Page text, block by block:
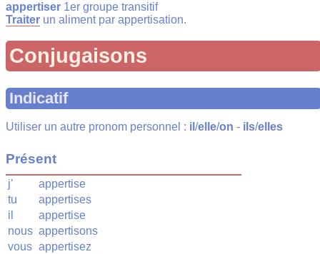
appertiser 1er groupe transitif
Traiter un aliment par appertisation.
Conjugaisons
Indicatif
Utiliser un autre pronom personnel : il /elle/on - ils/elles
Présent
j'
appertise
tu
appertises
il
appertise
nous appertisons
vous appertisez